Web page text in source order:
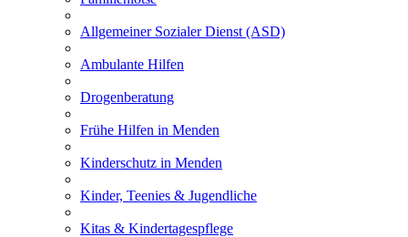
Allgemeiner Sozialer Dienst (ASD)
Ambulante Hilfen
Drogenberatung
Frühe Hilfen in Menden
Kinderschutz in Menden
Kinder, Teenies & Jugendliche
Kitas & Kindertagespflege